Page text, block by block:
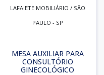
LAFAIETE MOBILIÁRIO / SÃO
PAULO - SP
MESA AUXILIAR PARA
CONSULTÓRIO
GINECOLÓGICO